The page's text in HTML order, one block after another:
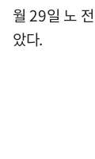
월 29일 노
았다.